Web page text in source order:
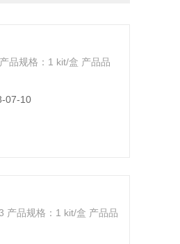
品规格：1 kit/盒 产品品
07-10
产品规格：1 kit/盒 产品品